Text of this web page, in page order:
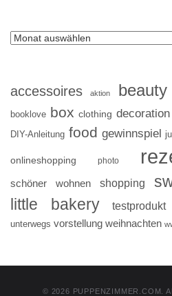
accessoires aktion beauty
booklove box clothing decoration
DIY-Anleitung food gewinnspiel
onlineshopping photo
schöner wohnen shopping
little bakery
testprodukt
unterwegs vorstellung weihnachten
© 2026 PUPPENZIMMER.COM.